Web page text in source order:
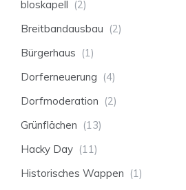
bloskapell (2)
Breitbandausbau (2)
Bürgerhaus (1)
Dorferneuerung (4)
Dorfmoderation (2)
Grünflächen (13)
Hacky Day (11)
Historisches Wappen (1)